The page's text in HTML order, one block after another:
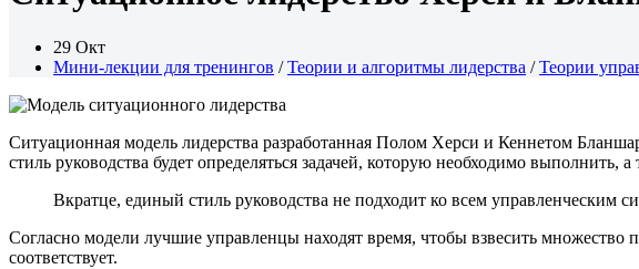
29 Окт
Мини-лекции для тренингов /Теории и алгоритмы лидерства /Теории
Ситуационная модель лидерства разработанная Полом Херси и Кеннетом
стиль руководства будет определяться задачей, которую необходимо
Вкратце, единый стиль руководства не подходит ко всем управленческим
Согласно модели лучшие управленцы находят время, чтобы взвесить
соответствует.